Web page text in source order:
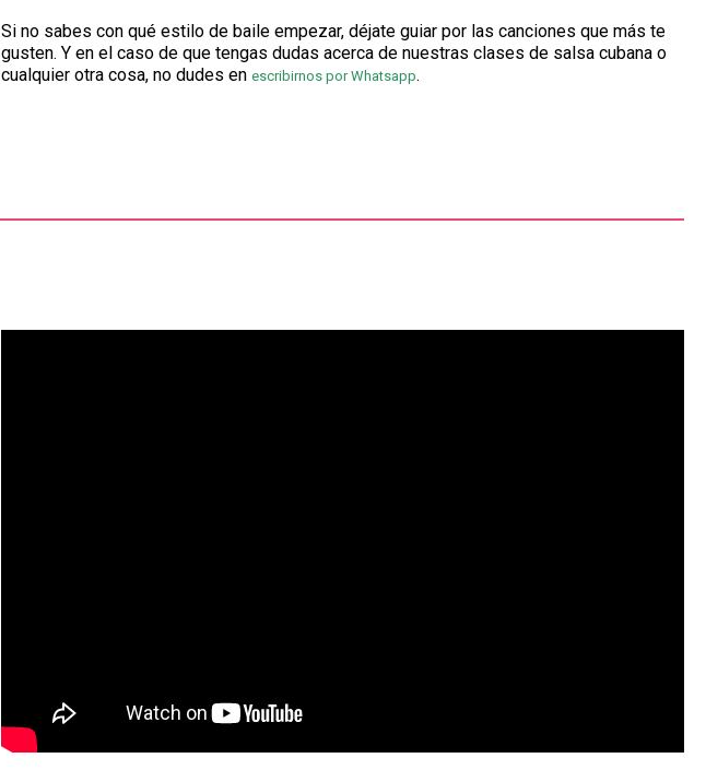
Si no sabes con qué estilo de baile empezar, déjate guiar por las canciones que más te
gusten. Y en el caso de que tengas dudas acerca de nuestras clases de salsa cubana o
cualquier otra cosa, no dudes enescribirnos por Whatsapp.